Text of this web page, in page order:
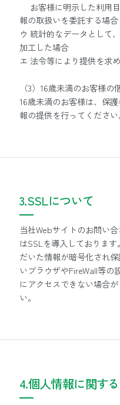
お客様に明示した利用
報の取扱いを委託する場合
ウ 統計的なデータとして
加工した場合
エ 法令等により提供を求
（3）16歳未満のお客様の
16歳未満のお客様は、保
報の提供を行ってください
3.SSLについて
当社Webサイトのお問い
はSSLを導入しておりま
だいた情報が暗号化され
いブラウザやFireWall等の
にアクセスできない場合
い。
4.個人情報に関す